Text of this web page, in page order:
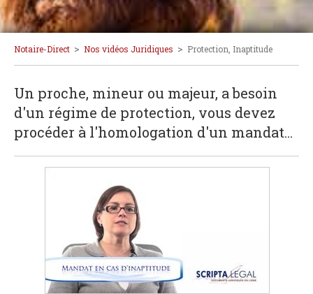
Notaire-Direct > Nos vidéos Juridiques > Protection, Inaptitude
Un proche, mineur ou majeur, a besoin
d'un régime de protection, vous devez
procéder à l'homologation d'un mandat...